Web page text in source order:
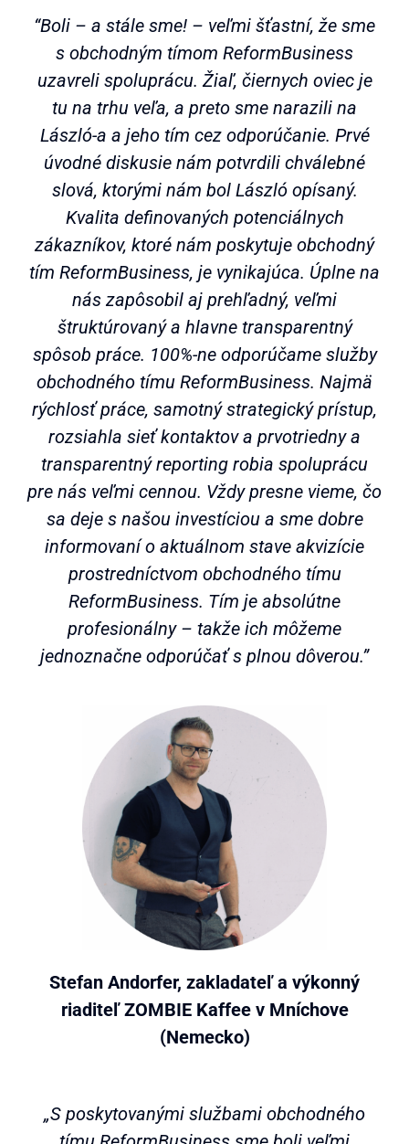
“Boli – a stále sme! – veľmi šťastní, že sme
s obchodným tímom ReformBusiness
uzavreli spoluprácu. Žiaľ, čiernych oviec je
tu na trhu veľa, a preto sme narazili na
László-a a jeho tím cez odporúčanie. Prvé
úvodné diskusie nám potvrdili chválebné
slová, ktorými nám bol László opísaný.
Kvalita definovaných potenciálnych
zákazníkov, ktoré nám poskytuje obchodný
tím ReformBusiness, je vynikajúca. Úplne na
nás zapôsobil aj prehľadný, veľmi
štruktúrovaný a hlavne transparentný
spôsob práce. 100%-ne odporúčame služby
obchodného tímu ReformBusiness. Najmä
rýchlosť práce, samotný strategický prístup,
rozsiahla sieť kontaktov a prvotriedny a
transparentný reporting robia spoluprácu
pre nás veľmi cennou. Vždy presne vieme, čo
sa deje s našou investíciou a sme dobre
informovaní o aktuálnom stave akvizície
prostredníctvom obchodného tímu
ReformBusiness. Tím je absolútne
profesionálny – takže ich môžeme
jednoznačne odporúčať s plnou dôverou.”
Stefan Andorfer, zakladateľ a výkonný
riaditeľ ZOMBIE Kaffee v Mníchove
(Nemecko)
„S poskytovanými službami obchodného